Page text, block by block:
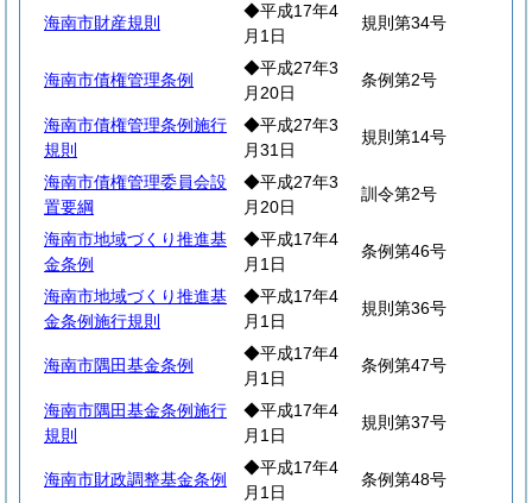
海南市財産規則
◆平成17年4
月1日
規則第34号
海南市債権管理条例
◆平成27年3
月20日
条例第2号
海南市債権管理条例施行
規則
◆平成27年3
月31日
規則第14号
海南市債権管理委員会設
置要綱
◆平成27年3
月20日
訓令第2号
海南市地域づくり推進基
金条例
◆平成17年4
月1日
条例第46号
海南市地域づくり推進基
金条例施行規則
◆平成17年4
月1日
規則第36号
海南市隅田基金条例
◆平成17年4
月1日
条例第47号
海南市隅田基金条例施行
規則
◆平成17年4
月1日
規則第37号
海南市財政調整基金条例
◆平成17年4
月1日
条例第48号